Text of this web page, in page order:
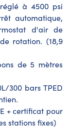
à 4500 psi
automatique,
d'air de
rotation. (18,9
de 5 mètres
300 bars TPED
+ certificat pour
stations fixes)